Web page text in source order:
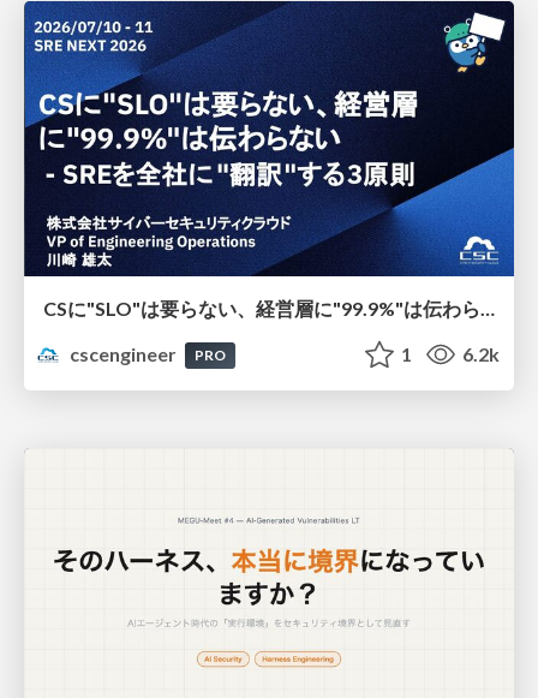
CSに"SLO"は要らない、経営層に"99.9%"は伝わらない - SREを全社に"翻訳"する3原則
cscengineer
PRO 1 6.2k